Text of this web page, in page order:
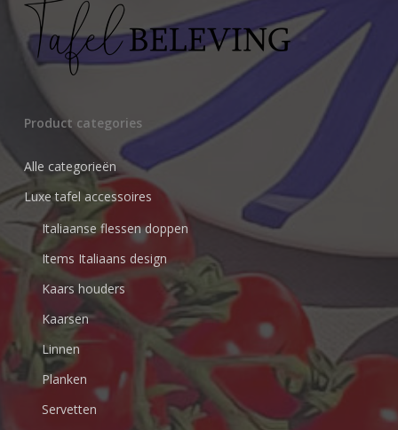
Product categories
Alle categorieën
Luxe tafel accessoires
Italiaanse flessen doppen
Items Italiaans design
Kaars houders
Kaarsen
Linnen
Planken
Servetten